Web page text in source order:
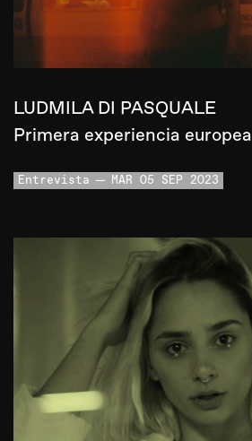
LUDMILA DI PASQUALE
Primera experiencia europea
Entrevista MAR 05 SEP 2023